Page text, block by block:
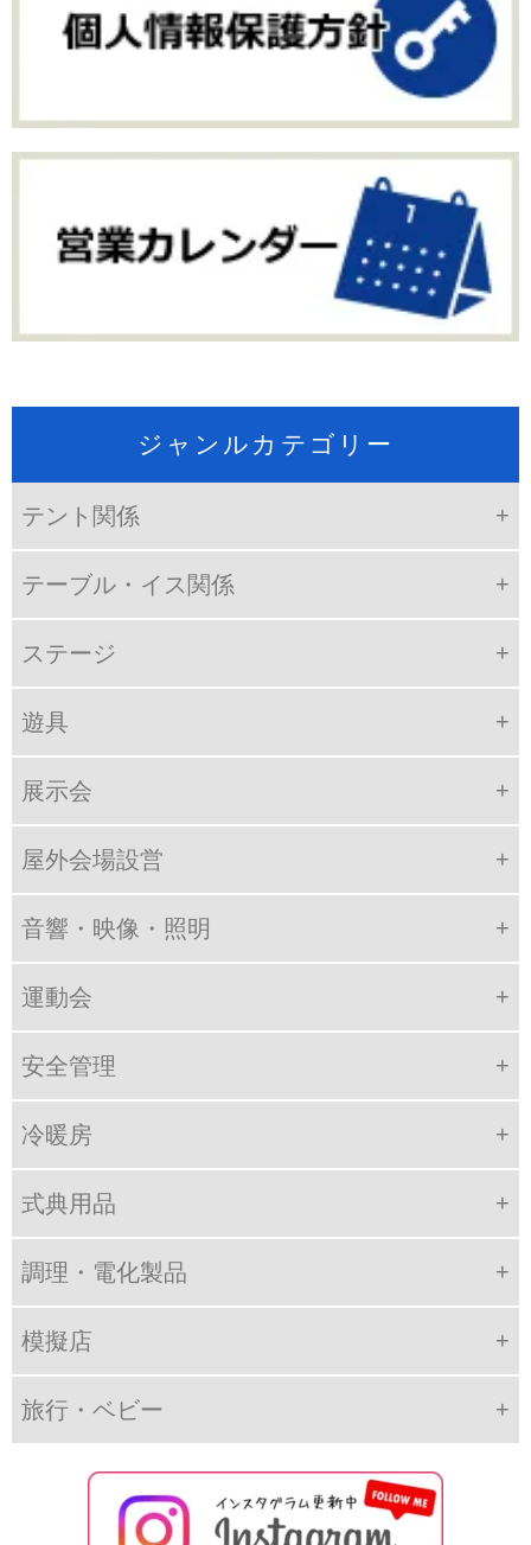
ジャンルカテゴリー
テント関係
テーブル・イス関係
ステージ
遊具
展示会
屋外会場設営
音響・映像・照明
運動会
安全管理
冷暖房
式典用品
調理・電化製品
模擬店
旅行・ベビー